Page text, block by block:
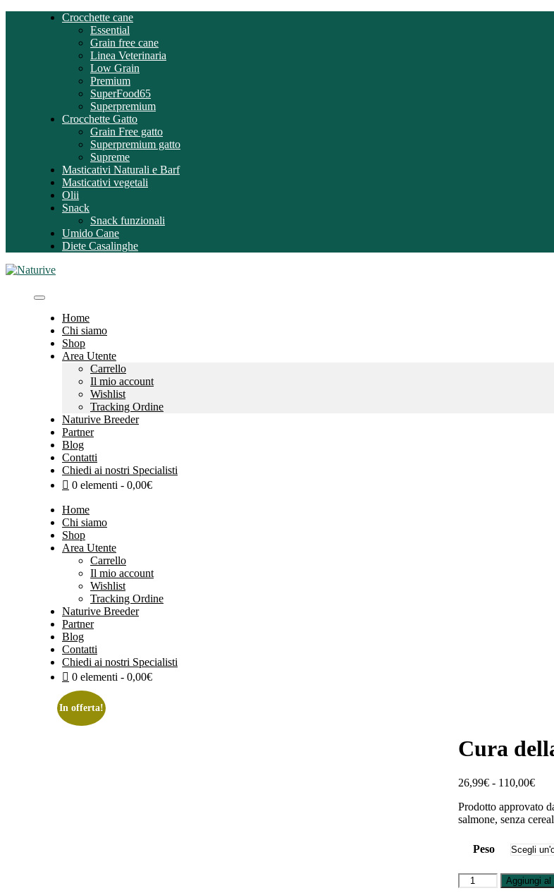
Crocchette cane
Essential
Grain free cane
Linea Veterinaria
Low Grain
Premium
SuperFood65
Superpremium
Crocchette Gatto
Grain Free gatto
Superpremium gatto
Supreme
Masticativi Naturali e Barf
Masticativi vegetali
Olii
Snack
Snack funzionali
Umido Cane
Diete Casalinghe
Home
Chi siamo
Shop
Area Utente
Carrello
Il mio account
Wishlist
Tracking Ordine
Naturive Breeder
Partner
Blog
Contatti
Chiedi ai nostri Specialisti
0 elementi
0,00€
Home
Chi siamo
Shop
Area Utente
Carrello
Il mio account
Wishlist
Tracking Ordine
Naturive Breeder
Partner
Blog
Contatti
Chiedi ai nostri Specialisti
0 elementi
0,00€
In offerta!
Cura
26,99€ - 110,00€
da
a
Prodotto approvato
salmone, senza
Peso
Cura
Aggiungi al